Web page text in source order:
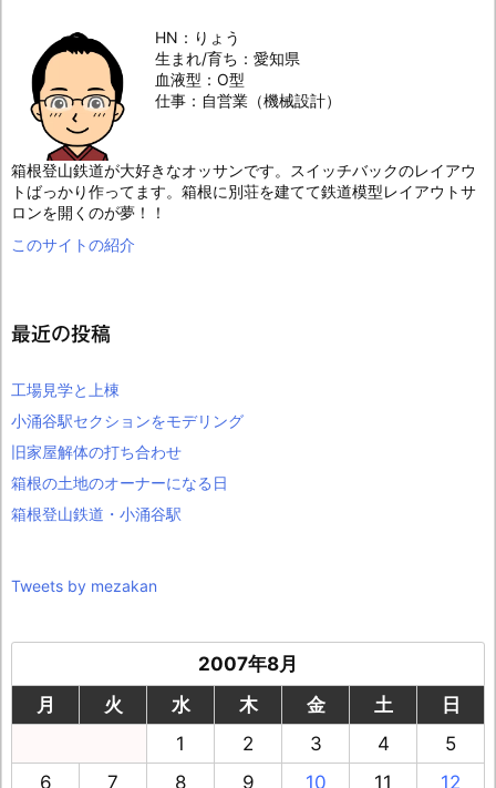
HN：りょう
生まれ/育ち：愛知県
血液型：O型
仕事：自営業（機械設計）
箱根登山鉄道が大好きなオッサンです。スイッチバックのレイアウ
トばっかり作ってます。箱根に別荘を建てて鉄道模型レイアウトサ
ロンを開くのが夢！！
このサイトの紹介
最近の投稿
工場見学と上棟
小涌谷駅セクションをモデリング
旧家屋解体の打ち合わせ
箱根の土地のオーナーになる日
箱根登山鉄道・小涌谷駅
Tweets by mezakan
2007年8月
月
火 水 木 金 土
日
1
2 3 4
5
6
7 8 9 10 11
12